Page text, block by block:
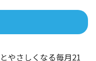
やさしくなる毎月21